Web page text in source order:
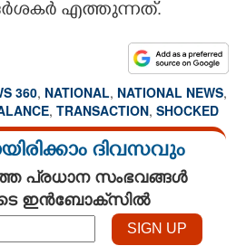
എത്തുന്നത്.
360, NATIONAL, NATIONAL NEWS,
, TRANSACTION, SHOCKED
ദിവസവും
പ്രധാന സംഭവങ്ങൾ
ഇൻബോക്സിൽ